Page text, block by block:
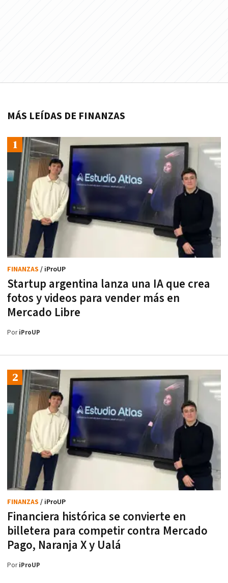
MÁS LEÍDAS DE FINANZAS
Startup argentina lanza una IA que crea
fotos y videos para vender más en
Mercado Libre
FINANZAS / iProUP
PoriProUP
Financiera histórica se convierte en
billetera para competir contra Mercado
Pago, Naranja X y Ualá
FINANZAS / iProUP
PoriProUP